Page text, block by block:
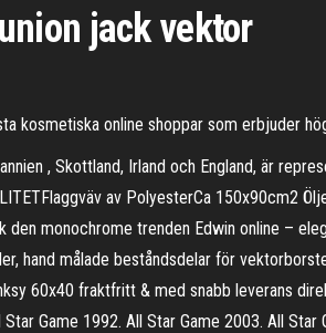
jack vektor
kosmetiska online shoppar som erbjuder
, Skottland, Irland och England, är
av PolyesterCa 150x90cm2
den monochrome trenden Edwin online –
hand målade beståndsdelar för
60x40 fraktfritt & med snabb leverans
Game 1992. All Star Game 2003. All Star